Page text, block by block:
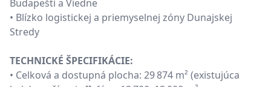
Budapešti a Viedne
• Blízko logistickej a priemyselnej zóny Dunajskej
Stredy
TECHNICKÉ ŠPECIFIKÁCIE:
• Celková a dostupná plocha: 29 874 m² (existujúca